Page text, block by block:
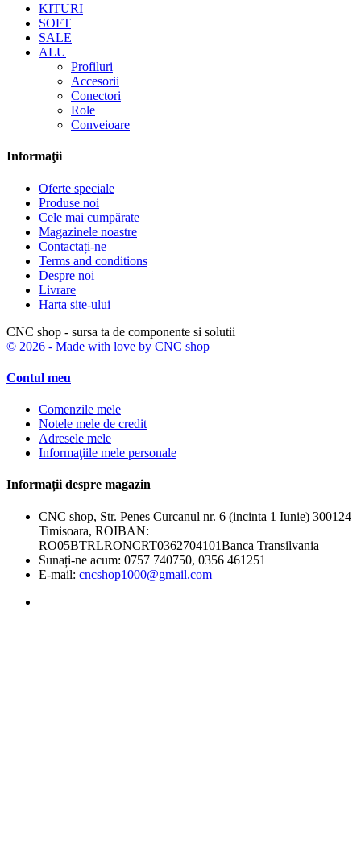
KITURI
SOFT
SALE
ALU
Profiluri
Accesorii
Conectori
Role
Conveioare
Informaţii
Oferte speciale
Produse noi
Cele mai cumpărate
Magazinele noastre
Contactați-ne
Terms and conditions
Despre noi
Livrare
Harta site-ului
CNC shop - sursa ta de componente si solutii
© 2026 - Made with love by CNC shop
Contul meu
Comenzile mele
Notele mele de credit
Adresele mele
Informaţiile mele personale
Informații despre magazin
CNC shop, Str. Penes Curcanul nr. 6 (incinta 1 Iunie) 300124
Timisoara, ROIBAN:
RO05BTRLRONCRT0362704101Banca Transilvania
Sunați-ne acum: 0757 740750, 0356 461251
E-mail: cncshop1000@gmail.com